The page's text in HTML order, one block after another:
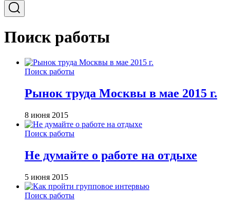
Поиск работы
Поиск работы
Рынок труда Москвы в мае 2015 г.
8 июня 2015
Поиск работы
Не думайте о работе на отдыхе
5 июня 2015
Поиск работы